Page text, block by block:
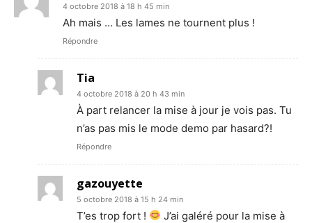
4 octobre 2018 à 18 h 45 min
Ah mais … Les lames ne tournent plus !
Répondre
Tia
4 octobre 2018 à 20 h 43 min
À part relancer la mise à jour je vois pas. Tu
n’as pas mis le mode demo par hasard?!
Répondre
gazouyette
5 octobre 2018 à 15 h 24 min
T’es trop fort !
J’ai galéré pour la mise à